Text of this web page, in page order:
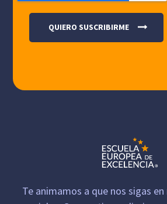
Te animamos a que nos sigas